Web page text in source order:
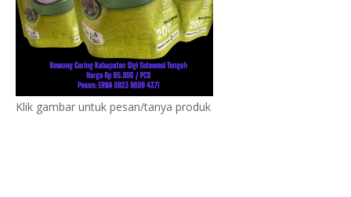
Klik gambar untuk pesan/tanya produk